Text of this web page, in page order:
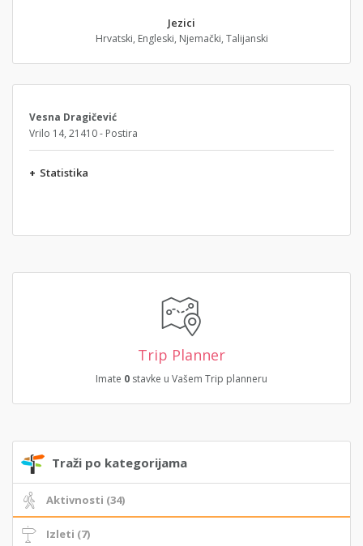
Jezici
Hrvatski, Engleski, Njemački, Talijanski
Vesna Dragičević
Vrilo 14, 21410 - Postira
+ Statistika
Trip Planner
Imate 0 stavke u Vašem Trip planneru
Traži po kategorijama
Aktivnosti (34)
Izleti (7)